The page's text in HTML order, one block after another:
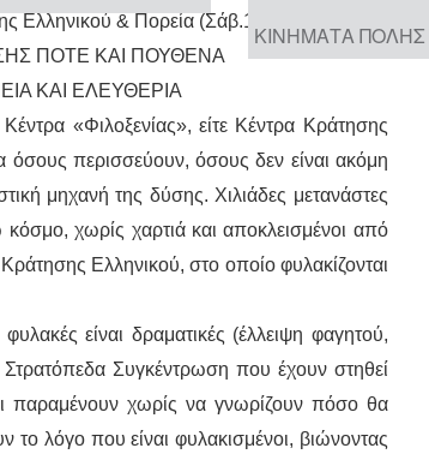
ΚΙΝΉΜΑΤΑ ΠΌΛΗΣ
Ελληνικού & Πορεία (Σάβ.14/1/17)
ΠΟΤΕ ΚΑΙ ΠΟΥΘΕΝΑ
ΚΑΙ ΕΛΕΥΘΕΡΙΑ
«Φιλοξενίας», είτε Κέντρα Κράτησης
περισσεύουν, όσους δεν είναι ακόμη
μηχανή της δύσης. Χιλιάδες μετανάστες
χωρίς χαρτιά και αποκλεισμένοι από
Ελληνικού, στο οποίο φυλακίζονται
είναι δραματικές (έλλειψη φαγητού,
Συγκέντρωση που έχουν στηθεί
παραμένουν χωρίς να γνωρίζουν πόσο θα
το λόγο που είναι φυλακισμένοι, βιώνοντας